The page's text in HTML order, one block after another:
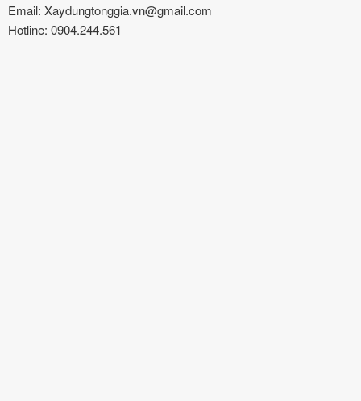
Email: Xaydungtonggia.vn@gmail.com
Hotline: 0904.244.561